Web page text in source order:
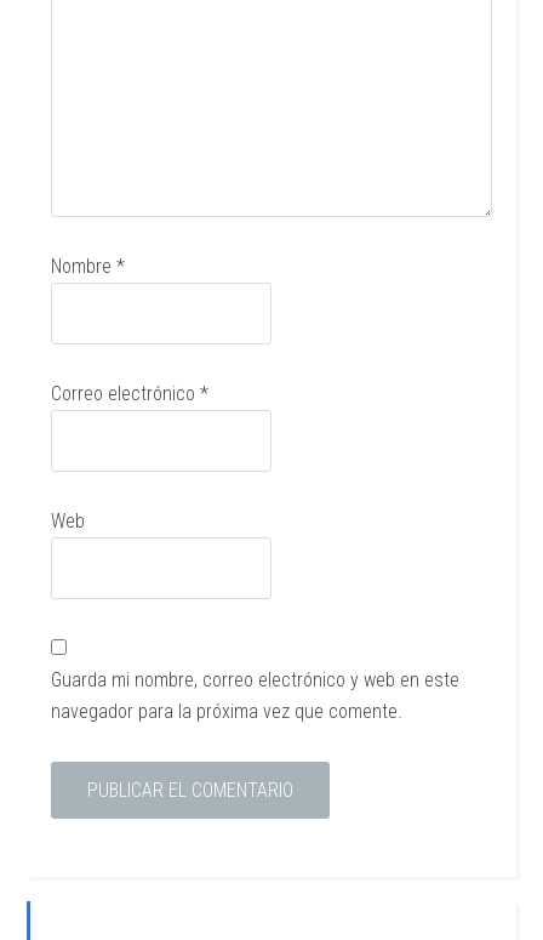
Nombre*
Correo electrónico*
Web
Guarda mi nombre, correo electrónico y web en este
navegador para la próxima vez que comente.